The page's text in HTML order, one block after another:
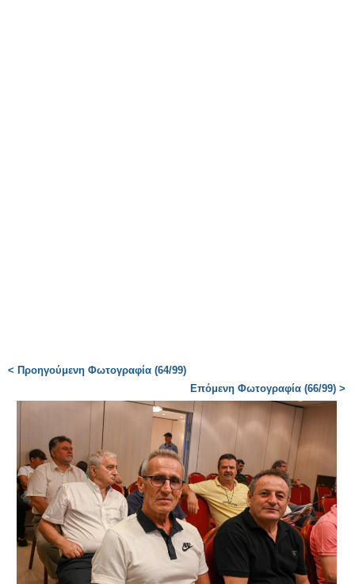
< Προηγούμενη Φωτογραφία (64/99)
Επόμενη Φωτογραφία (66/99) >